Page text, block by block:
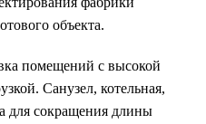
объекта.
помещений с высокой
Санузел, котельная,
для сокращения длины